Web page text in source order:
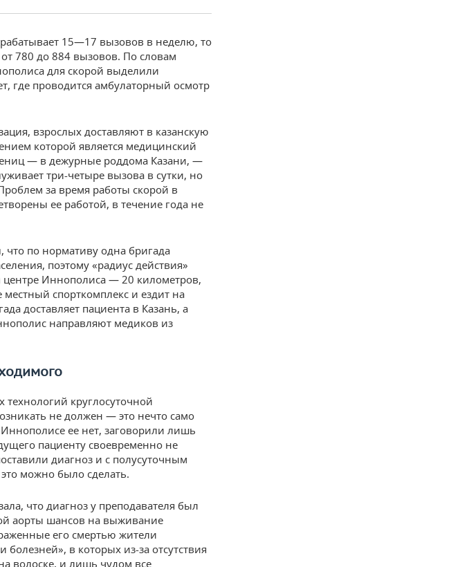
15—17 вызовов в неделю, то
от 780 до 884 вызовов. По словам
для скорой выделили
где проводится амбулаторный осмотр
взрослых доставляют в казанскую
которой является медицинский
— в дежурные роддома Казани, —
три-четыре вызова в сутки, но
за время работы скорой в
ее работой, в течение года не
что по нормативу одна бригада
поэтому «радиус действия»
Иннополиса — 20 километров,
местный спорткомплекс и ездит на
доставляет пациента в Казань, а
направляют медиков из
круглосуточной
не должен — это нечто само
ее нет, заговорили лишь
пациенту своевременно не
диагноз и с полусуточным
можно было сделать.
что диагноз у преподавателя был
аорты шансов на выживание
его смертью жители
в которых из-за отсутствия
волоске, и лишь чудом все